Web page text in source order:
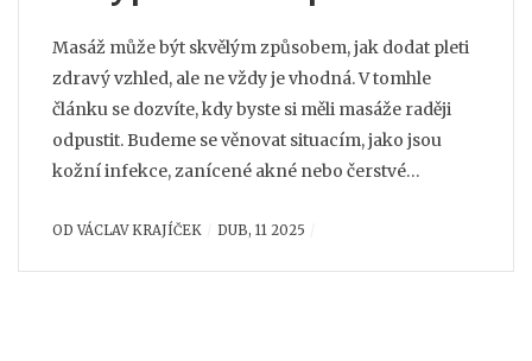
Masáž může být skvělým způsobem, jak dodat pleti
zdravý vzhled, ale ne vždy je vhodná. V tomhle
článku se dozvíte, kdy byste si měli masáže raději
odpustit. Budeme se věnovat situacím, jako jsou
kožní infekce, zanícené akné nebo čerstvé
pleť ve dnech, kdy masáž není možná.
ODVÁCLAV KRAJÍČEK DUB, 11 2025